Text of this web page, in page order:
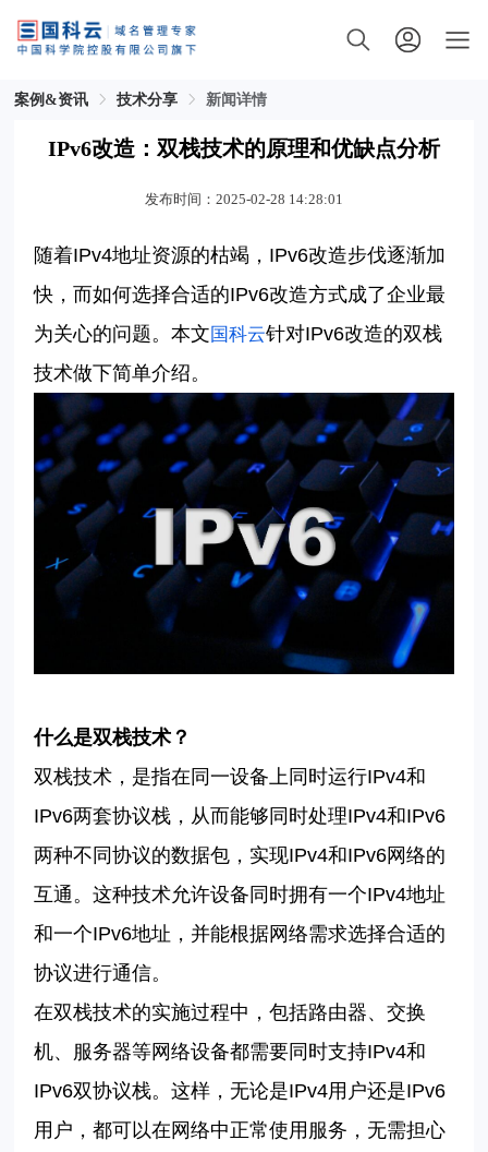
案例&资讯 技术分享 新闻详情
IPv6改造：双栈技术的原理和优缺点分析
发布时间：2025-02-28 14:28:01
随着IPv4地址资源的枯竭， IPv6改造步伐逐渐加
快，而如何选择合适的IPv6改造方式成了企业最
为关心的问题。本文 国科云针对IPv6改造的双栈
技术做下简单介绍。
什么是双栈技术 ？
双栈技术，是指在同一设备上同时运行IPv4和
IPv6两套协议栈，从而能够同时处理IPv4和IPv6
两种不同协议的数据包，实现IPv4和IPv6网络的
互通。这种技术允许设备同时拥有一个IPv4地址
和一个IPv6地址，并能根据网络需求选择合适的
协议进行通信。
在双栈技术的实施过程中，包括路由器、交换
机、服务器等网络设备都需要同时支持IPv4和
IPv6双协议栈。这样，无论是IPv4用户还是IPv6
用户，都可以在网络中正常使用服务，无需担心